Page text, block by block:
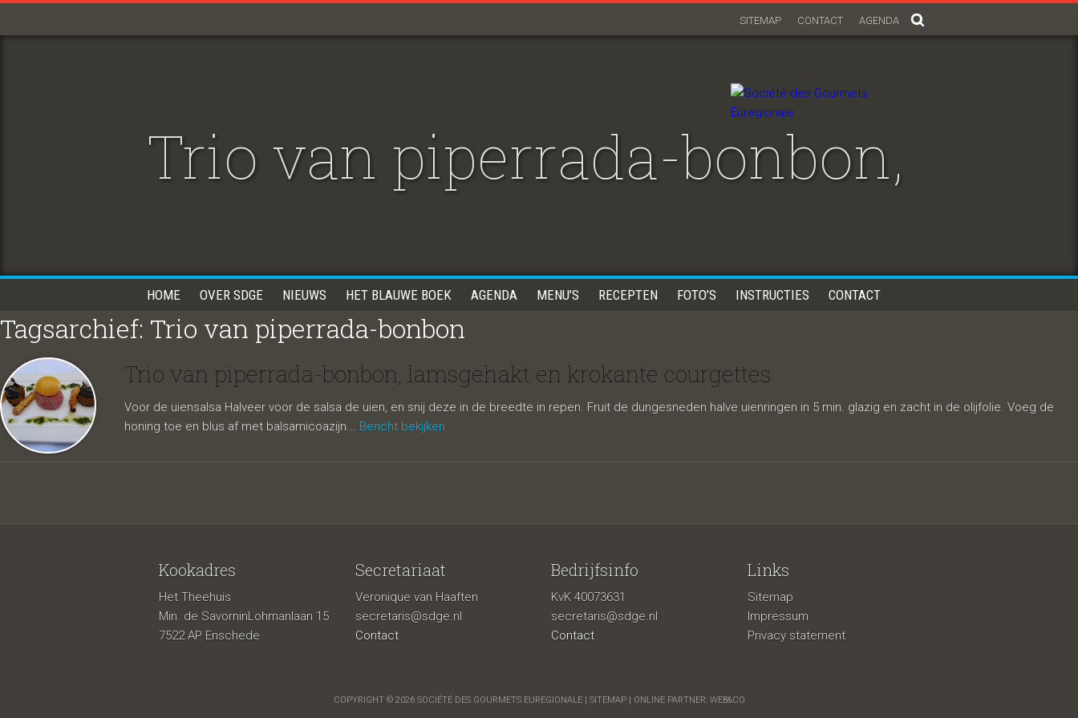
AGENDA
CONTACT
SITEMAP
Trio van piperrada-bonbon,
lamsgehakt en krokante
courgettes
HOME OVER SDGE NIEUWS HET BLAUWE BOEK AGENDA MENU’S RECEPTEN FOTO’S INSTRUCTIES CONTACT
Tagsarchief: Trio van piperrada-bonbon
Trio van piperrada-bonbon, lamsgehakt en krokante courgettes
Voor de uiensalsa Halveer voor de salsa de uien, en snij deze in de breedte in repen. Fruit de dungesneden halve uienringen in 5 min. glazig en zacht in de olijfolie. Voeg de
honing toe en blus af met balsamicoazijn... Bericht bekijken
Kookadres
Het Theehuis
Min. de SavorninLohmanlaan 15
7522 AP Enschede
Secretariaat
Veronique van Haaften
secretaris@sdge.nl
Contact
Bedrijfsinfo
KvK 40073631
secretaris@sdge.nl
Contact
Links
Sitemap
Impressum
Privacy statement
COPYRIGHT © 2026 SOCIÉTÉ DES GOURMETS EUREGIONALE | SITEMAP| ONLINE PARTNER: WEB&CO